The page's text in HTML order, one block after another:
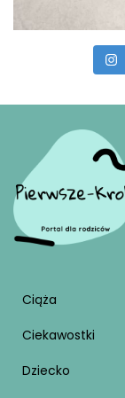
Ciąża
Ciekawostki
Dziecko